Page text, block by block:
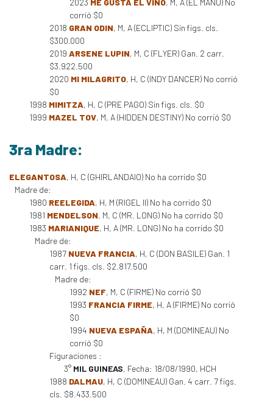
2023 ME GUSTA EL VINO, M, A (EL MANU) No
corrió $0
2018 GRAN ODIN, M, A (ECLIPTIC) Sin figs. cls.
$300.000
2019 ARSENE LUPIN, M, C (FLYER) Gan. 2 carr.
$3.922.500
2020 MI MILAGRITO, H, C (INDY DANCER) No corrió
$0
1998 MIMITZA, H, C (PRE PAGO) Sin figs. cls. $0
1999 MAZEL TOV, M, A (HIDDEN DESTINY) No corrió $0
3ra Madre:
ELEGANTOSA, H, C (GHIRLANDAIO) No ha corrido $0
Madre de:
1980 REELEGIDA, H, M (RIGEL II) No ha corrido $0
1981 MENDELSON, M, C (MR. LONG) No ha corrido $0
1983 MARIANIQUE, H, A (MR. LONG) No ha corrido $0
Madre de:
1987 NUEVA FRANCIA, H, C (DON BASILE) Gan. 1
carr. 1 figs. cls. $2.817.500
Madre de:
1992 NEF, M, C (FIRME) No corrió $0
1993 FRANCIA FIRME, H, A (FIRME) No corrió
$0
1994 NUEVA ESPAÑA, H, M (DOMINEAU) No
corrió $0
Figuraciones :
3° MIL GUINEAS, Fecha: 18/08/1990, HCH
1988 DALMAU, H, C (DOMINEAU) Gan. 4 carr. 7 figs.
cls. $8.433.500